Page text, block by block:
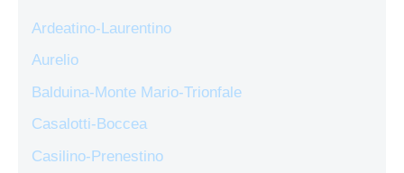
Ardeatino-Laurentino
Aurelio
Balduina-Monte Mario-Trionfale
Casalotti-Boccea
Casilino-Prenestino